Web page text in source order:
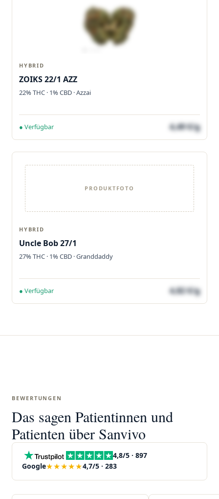
HYBRID
ZOIKS 22/1 AZZ
22% THC · 1% CBD · Azzai
● Verfügbar 4,49 €/g
PRODUKTFOTO
HYBRID
Uncle Bob 27/1
27% THC · 1% CBD · Granddaddy
● Verfügbar 4,82 €/g
BEWERTUNGEN
Das sagen Patientinnen und
Patienten über Sanvivo
4,8/5 · 897
Google★★★★★4,7/5 · 283